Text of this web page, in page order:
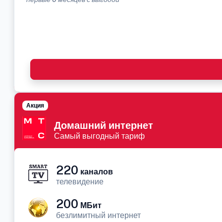
Домашний интернет
Самый выгодный тариф
Акция
220 каналов
телевидение
200 МБит
безлимитный интернет